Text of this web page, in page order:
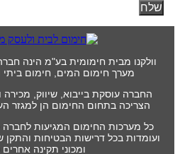
שלח
וולקנו מבית חימומית בע"מ הינה
מערך חימום המים, חימום ביתי
החברה עוסקת בייבוא, שיווק, מכירה
הצריכה בתחום החימום הן למגזר
כל מערכות החימום המגיעות לחברה
ועומדות בכל דרישות הבטיחות והתקן
ומכוני תקינה אחרים